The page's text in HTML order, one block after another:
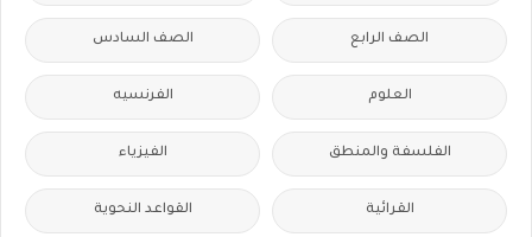
الصف الرابع الصف السادس
العلوم الفرنسيه
الفلسفة والمنطق الفيزياء
القرائية القواعد النحوية